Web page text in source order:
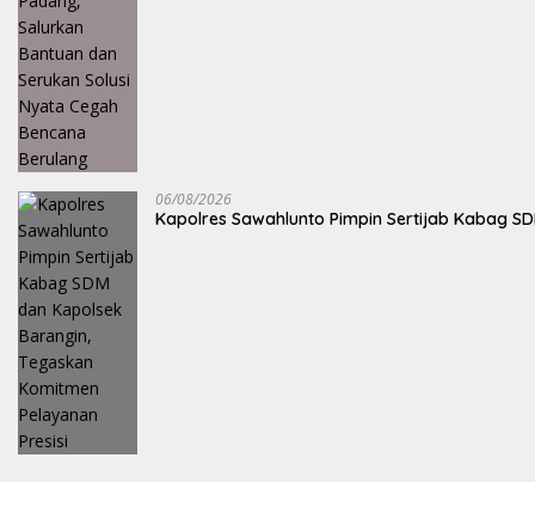
06/08/2026
Kapolres Sawahlunto Pimpin Sertijab Kabag